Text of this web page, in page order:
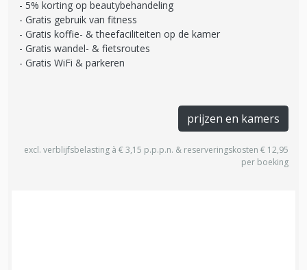
5% korting op beautybehandeling
Gratis gebruik van fitness
Gratis koffie- & theefaciliteiten op de kamer
Gratis wandel- & fietsroutes
Gratis WiFi & parkeren
prijzen en kamers
excl. verblijfsbelasting à € 3,15 p.p.p.n. & reserveringskosten € 12,95
per boeking